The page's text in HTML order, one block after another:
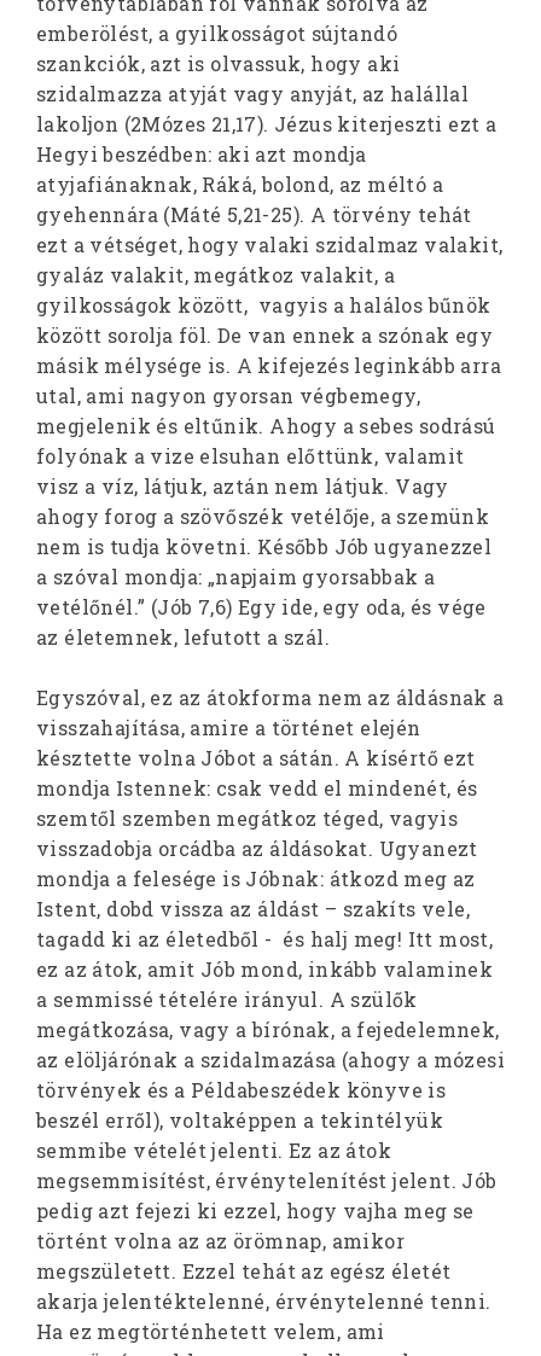
emberölést, a gyilkosságot sújtandó
szankciók, azt is olvassuk, hogy aki
szidalmazza atyját vagy anyját, az halállal
lakoljon (2Mózes 21,17). Jézus kiterjeszti ezt a
Hegyi beszédben: aki azt mondja
atyjafiánaknak, Ráká, bolond, az méltó a
gyehennára (Máté 5,21-25). A törvény tehát
ezt a vétséget, hogy valaki szidalmaz valakit,
gyaláz valakit, megátkoz valakit, a
gyilkosságok között, vagyis a halálos bűnök
között sorolja föl. De van ennek a szónak egy
másik mélysége is. A kifejezés leginkább arra
utal, ami nagyon gyorsan végbemegy,
megjelenik és eltűnik. Ahogy a sebes sodrású
folyónak a vize elsuhan előttünk, valamit
visz a víz, látjuk, aztán nem látjuk. Vagy
ahogy forog a szövőszék vetélője, a szemünk
nem is tudja követni. Később Jób ugyanezzel
a szóval mondja: „napjaim gyorsabbak a
vetélőnél.” (Jób 7,6) Egy ide, egy oda, és vége
az életemnek, lefutott a szál.
Egyszóval, ez az átokforma nem az áldásnak a
visszahajítása, amire a történet elején
késztette volna Jóbot a sátán. A kísértő ezt
mondja Istennek: csak vedd el mindenét, és
szemtől szemben megátkoz téged, vagyis
visszadobja orcádba az áldásokat. Ugyanezt
mondja a felesége is Jóbnak: átkozd meg az
Istent, dobd vissza az áldást – szakíts vele,
tagadd ki az életedből - és halj meg! Itt most,
ez az átok, amit Jób mond, inkább valaminek
a semmissé tételére irányul. A szülők
megátkozása, vagy a bírónak, a fejedelemnek,
az elöljárónak a szidalmazása (ahogy a mózesi
törvények és a Példabeszédek könyve is
beszél erről), voltaképpen a tekintélyük
semmibe vételét jelenti. Ez az átok
megsemmisítést, érvénytelenítést jelent. Jób
pedig azt fejezi ki ezzel, hogy vajha meg se
történt volna az az örömnap, amikor
megszületett. Ezzel tehát az egész életét
akarja jelentéktelenné, érvénytelenné tenni.
Ha ez megtörténhetett velem, ami